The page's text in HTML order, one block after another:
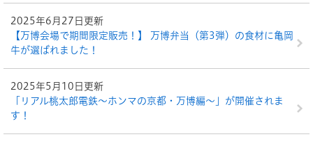
2025年6月27日更新
【万博会場で期間限定販売！】 万博弁当（第3弾）の食材に亀岡
牛が選ばれました！
2025年5月10日更新
「リアル桃太郎電鉄～ホンマの京都・万博編～」が開催されま
す！